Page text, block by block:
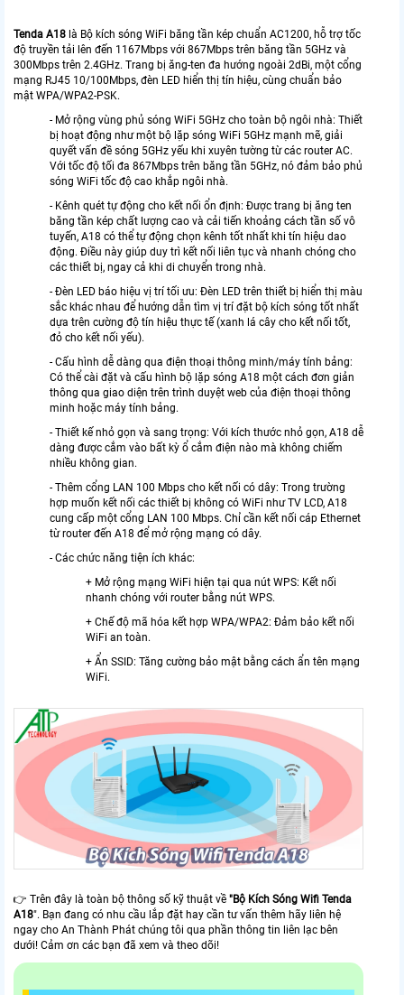
Tenda A18 là Bộ kích sóng WiFi băng tần kép chuẩn AC1200, hỗ trợ tốc
độ truyền tải lên đến 1167Mbps với 867Mbps trên băng tần 5GHz và
300Mbps trên 2.4GHz. Trang bị ăng-ten đa hướng ngoài 2dBi, một cổng
mạng RJ45 10/100Mbps, đèn LED hiển thị tín hiệu, cùng chuẩn bảo
mật WPA/WPA2-PSK.
- Mở rộng vùng phủ sóng WiFi 5GHz cho toàn bộ ngôi nhà: Thiết
bị hoạt động như một bộ lặp sóng WiFi 5GHz mạnh mẽ, giải
quyết vấn đề sóng 5GHz yếu khi xuyên tường từ các router AC.
Với tốc độ tối đa 867Mbps trên băng tần 5GHz, nó đảm bảo phủ
sóng WiFi tốc độ cao khắp ngôi nhà.
- Kênh quét tự động cho kết nối ổn định: Được trang bị ăng ten
băng tần kép chất lượng cao và cải tiến khoảng cách tần số vô
tuyến, A18 có thể tự động chọn kênh tốt nhất khi tín hiệu dao
động. Điều này giúp duy trì kết nối liên tục và nhanh chóng cho
các thiết bị, ngay cả khi di chuyển trong nhà.
- Đèn LED báo hiệu vị trí tối ưu: Đèn LED trên thiết bị hiển thị màu
sắc khác nhau để hướng dẫn tìm vị trí đặt bộ kích sóng tốt nhất
dựa trên cường độ tín hiệu thực tế (xanh lá cây cho kết nối tốt,
đỏ cho kết nối yếu).
- Cấu hình dễ dàng qua điện thoại thông minh/máy tính bảng:
Có thể cài đặt và cấu hình bộ lặp sóng A18 một cách đơn giản
thông qua giao diện trên trình duyệt web của điện thoại thông
minh hoặc máy tính bảng.
- Thiết kế nhỏ gọn và sang trọng: Với kích thước nhỏ gọn, A18 dễ
dàng được cắm vào bất kỳ ổ cắm điện nào mà không chiếm
nhiều không gian.
- Thêm cổng LAN 100 Mbps cho kết nối có dây: Trong trường
hợp muốn kết nối các thiết bị không có WiFi như TV LCD, A18
cung cấp một cổng LAN 100 Mbps. Chỉ cần kết nối cáp Ethernet
từ router đến A18 để mở rộng mạng có dây.
- Các chức năng tiện ích khác:
+ Mở rộng mạng WiFi hiện tại qua nút WPS: Kết nối
nhanh chóng với router bằng nút WPS.
+ Chế độ mã hóa kết hợp WPA/WPA2: Đảm bảo kết nối
WiFi an toàn.
+ Ẩn SSID: Tăng cường bảo mật bằng cách ẩn tên mạng
WiFi.
👉 Trên đây là toàn bộ thông số kỹ thuật về "Bộ Kích Sóng Wifi Tenda
A18". Bạn đang có nhu cầu lắp đặt hay cần tư vấn thêm hãy liên hệ
ngay cho An Thành Phát chúng tôi qua phần thông tin liên lạc bên
dưới! Cảm ơn các bạn đã xem và theo dõi!